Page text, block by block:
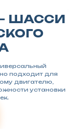
— ШАССИ
подходит для
двигателю,
установки